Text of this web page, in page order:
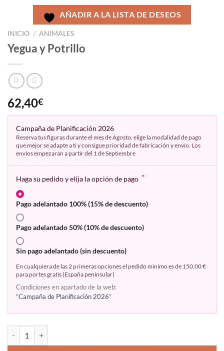
AÑADIR A LA LISTA DE DESEOS
INICIO / ANIMALES
Yegua y Potrillo
62,40€
Campaña de Planificación 2026
Reserva tus figuras durante el mes de Agosto, elige la modalidad de pago
que mejor se adapte a ti y consigue prioridad de fabricación y envío. Los
envíos empezarán a partir del 1 de Septiembre
Haga su pedido y elija la opción de pago *
Pago adelantado 100% (15% de descuento)
Pago adelantado 50% (10% de descuento)
Sin pago adelantado (sin descuento)
En cualquiera de las 2 primeras opciones el pedido mínimo es de 150,00 €
para portes gratis (España penínsular)
Condiciones en apartado de la web:
"Campaña de Planificación 2026"